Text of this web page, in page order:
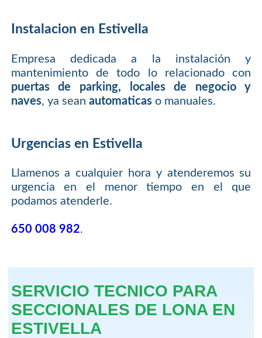
Instalacion en Estivella
Empresa dedicada a la instalación y
mantenimiento de todo lo relacionado con
puertas de parking, locales de negocio y
naves, ya sean automaticaso manuales.
Urgencias en Estivella
Llamenos a cualquier hora y atenderemos su
urgencia en el menor tiempo en el que
podamos atenderle.
650 008 982.
SERVICIO TECNICO PARA
SECCIONALES DE LONA EN
ESTIVELLA